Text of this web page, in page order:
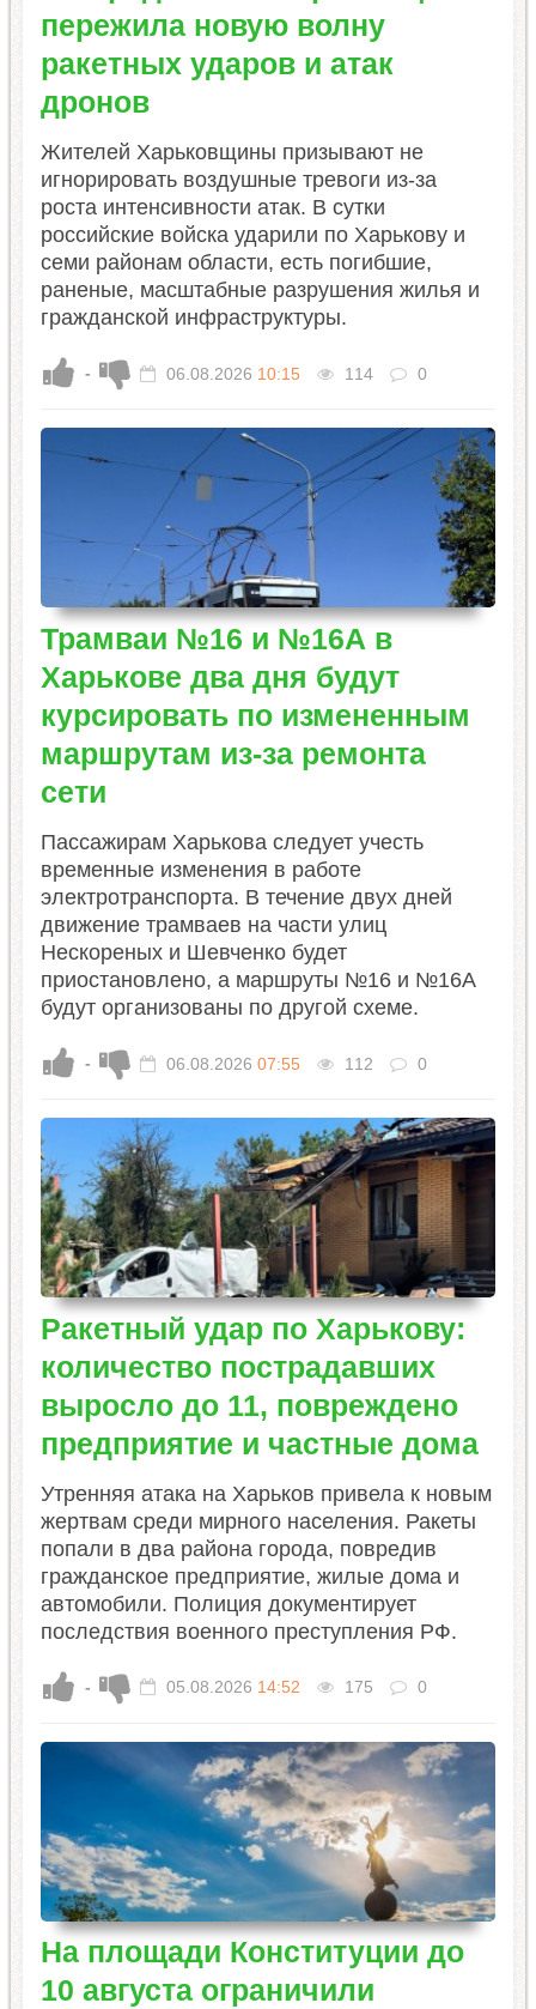
пережила новую волну
ракетных ударов и атак
дронов
Жителей Харьковщины призывают не
игнорировать воздушные тревоги из-за
роста интенсивности атак. В сутки
российские войска ударили по Харькову и
семи районам области, есть погибшие,
раненые, масштабные разрушения жилья и
гражданской инфраструктуры.
- 06.08.2026 10:15 114 0
Трамваи №16 и №16А в
Харькове два дня будут
курсировать по измененным
маршрутам из-за ремонта
сети
Пассажирам Харькова следует учесть
временные изменения в работе
электротранспорта. В течение двух дней
движение трамваев на части улиц
Нескореных и Шевченко будет
приостановлено, а маршруты №16 и №16А
будут организованы по другой схеме.
- 06.08.2026 07:55 112 0
Ракетный удар по Харькову:
количество пострадавших
выросло до 11, повреждено
предприятие и частные дома
Утренняя атака на Харьков привела к новым
жертвам среди мирного населения. Ракеты
попали в два района города, повредив
гражданское предприятие, жилые дома и
автомобили. Полиция документирует
последствия военного преступления РФ.
- 05.08.2026 14:52 175 0
На площади Конституции до
10 августа ограничили